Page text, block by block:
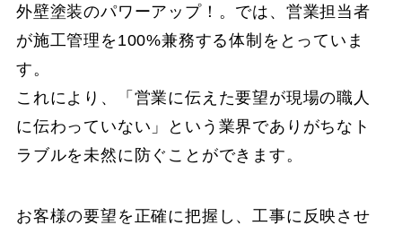
外壁塗装のパワーアップ！。では、営業担当者
が施工管理を100%兼務する体制をとっていま
す。
これにより、「営業に伝えた要望が現場の職人
に伝わっていない」という業界でありがちなト
ラブルを未然に防ぐことができます。
お客様の要望を正確に把握し、工事に反映させ